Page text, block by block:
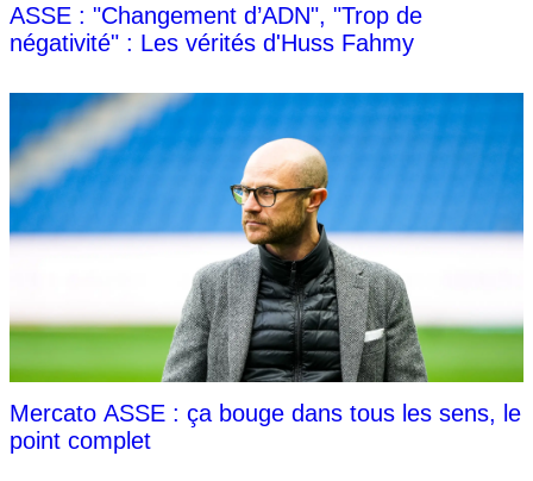
ASSE : "Changement d’ADN", "Trop de
négativité" : Les vérités d'Huss Fahmy
Mercato ASSE : ça bouge dans tous les sens, le
point complet